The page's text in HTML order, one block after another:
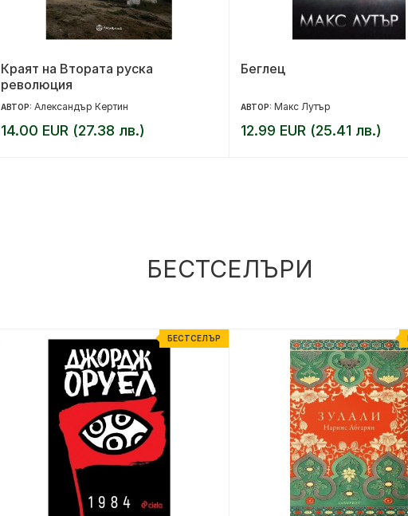
Краят на Втората руска
революция
АВТОР: Александър Кертин
14.00 EUR (27.38 лв.)
Беглец
АВТОР: Макс Лутър
12.99 EUR (25.41 лв.)
БЕСТСЕЛЪРИ
БЕСТСЕЛЪР